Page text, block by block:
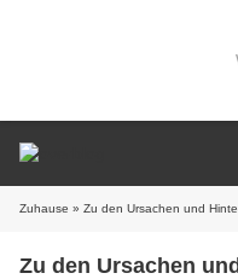
Zuhause » Zu den Ursachen und
Zu den Ursachen